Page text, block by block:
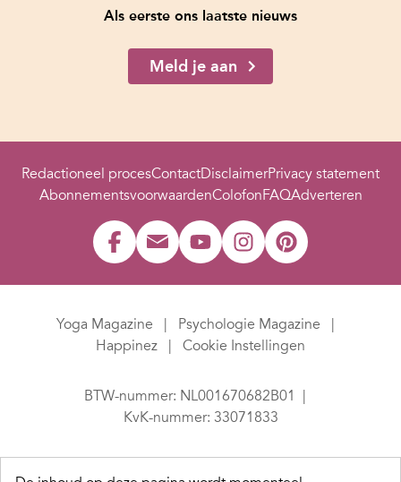
Als eerste ons laatste nieuws
Meld je aan
Redactioneel procesContactDisclaimerPrivacy statement
AbonnementsvoorwaardenColofonFAQAdverteren
Yoga Magazine
Psychologie Magazine
Happinez
Cookie Instellingen
BTW-nummer: NL001670682B01
KvK-nummer: 33071833